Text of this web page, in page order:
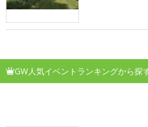
GW人気イベントランキングから探